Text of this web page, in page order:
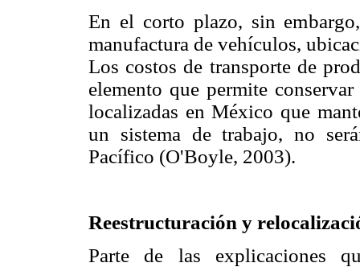
En el corto plazo, sin
manufactura de vehículos,
Los costos de transporte de
elemento que permite
localizadas en México que
un sistema de trabajo, no
Pacífico (O'Boyle, 2003).
Reestructuración y
Parte de las explicaciones